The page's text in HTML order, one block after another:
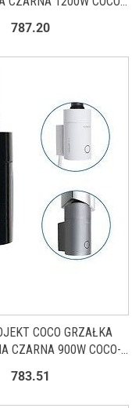
787.20
COCO GRZAŁKA
CZARNA 900W COCO-
783.51